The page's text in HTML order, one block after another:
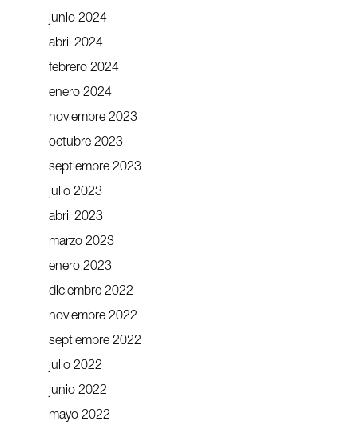
junio 2024
abril 2024
febrero 2024
enero 2024
noviembre 2023
octubre 2023
septiembre 2023
julio 2023
abril 2023
marzo 2023
enero 2023
diciembre 2022
noviembre 2022
septiembre 2022
julio 2022
junio 2022
mayo 2022